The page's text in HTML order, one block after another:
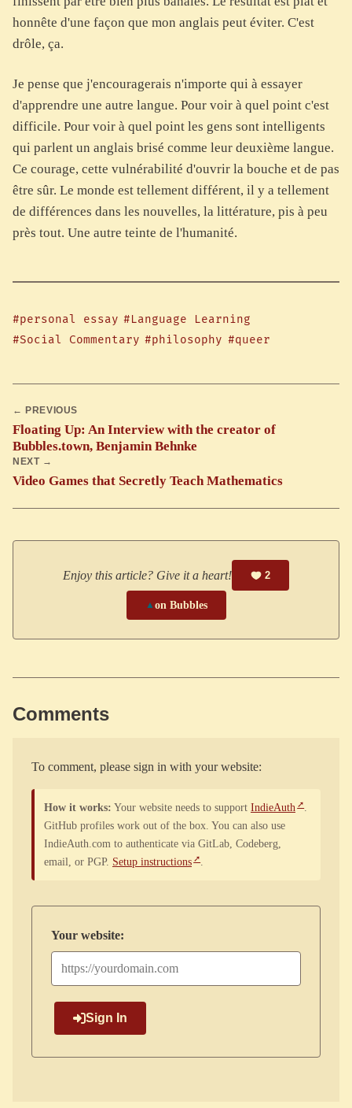
honnête d'une façon que mon anglais peut éviter. C'est
drôle, ça.
Je pense que j'encouragerais n'importe qui à essayer
d'apprendre une autre langue. Pour voir à quel point c'est
difficile. Pour voir à quel point les gens sont intelligents
qui parlent un anglais brisé comme leur deuxième langue.
Ce courage, cette vulnérabilité d'ouvrir la bouche et de pas
être sûr. Le monde est tellement différent, il y a tellement
de différences dans les nouvelles, la littérature, pis à peu
près tout. Une autre teinte de l'humanité.
#personal essay #Language Learning
#Social Commentary #philosophy #queer
← PREVIOUS
Floating Up: An Interview with the creator of
Bubbles.town, Benjamin Behnke
NEXT →
Video Games that Secretly Teach Mathematics
Enjoy this article? Give it a heart! 2
▲on Bubbles
Comments
To comment, please sign in with your website:
How it works: Your website needs to support IndieAuth
.
GitHub profiles work out of the box. You can also use
IndieAuth.com to authenticate via GitLab, Codeberg,
email, or PGP. Setup instructions .
Your website:
Sign In